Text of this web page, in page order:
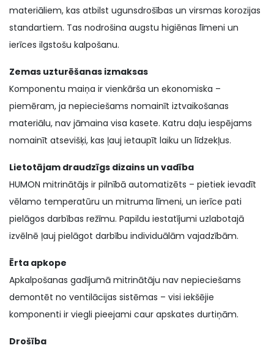
materiāliem, kas atbilst ugunsdrošības un virsmas korozijas
standartiem. Tas nodrošina augstu higiēnas līmeni un
ierīces ilgstošu kalpošanu.
Zemas uzturēšanas izmaksas
Komponentu maiņa ir vienkārša un ekonomiska –
piemēram, ja nepieciešams nomainīt iztvaikošanas
materiālu, nav jāmaina visa kasete. Katru daļu iespējams
nomainīt atsevišķi, kas ļauj ietaupīt laiku un līdzekļus.
Lietotājam draudzīgs dizains un vadība
HUMON mitrinātājs ir pilnībā automatizēts – pietiek ievadīt
vēlamo temperatūru un mitruma līmeni, un ierīce pati
pielāgos darbības režīmu. Papildu iestatījumi uzlabotajā
izvēlnē ļauj pielāgot darbību individuālām vajadzībām.
Ērta apkope
Apkalpošanas gadījumā mitrinātāju nav nepieciešams
demontēt no ventilācijas sistēmas – visi iekšējie
komponenti ir viegli pieejami caur apskates durtiņām.
Drošība